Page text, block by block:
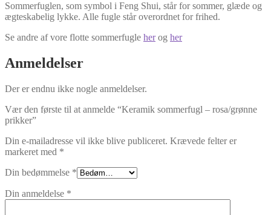
Sommerfuglen, som symbol i Feng Shui, står for sommer, glæde og
ægteskabelig lykke. Alle fugle står overordnet for frihed.
Se andre af vore flotte sommerfugle herog her
Anmeldelser
Der er endnu ikke nogle anmeldelser.
Vær den første til at anmelde “Keramik sommerfugl – rosa/grønne
prikker”
Din e-mailadresse vil ikke blive publiceret. Krævede felter er
markeret med *
Din bedømmelse *
Din anmeldelse *